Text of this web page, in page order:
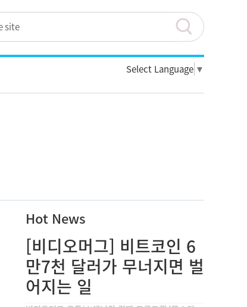
Select Language ▼
Hot News
[비디오머그] 비트코인 6
만7천 달러가 무너지면 벌
어지는 일